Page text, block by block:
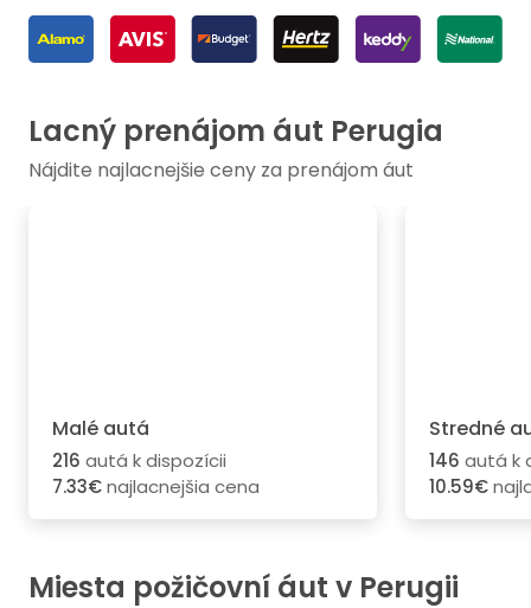
Lacný prenájom áut Perugia
Nájdite najlacnejšie ceny za prenájom áut
Malé autá
216 autá k dispozícii
7.33€najlacnejšia cena
Stredné
146 autá k
10.59€
Miesta požičovní áut v Perugii